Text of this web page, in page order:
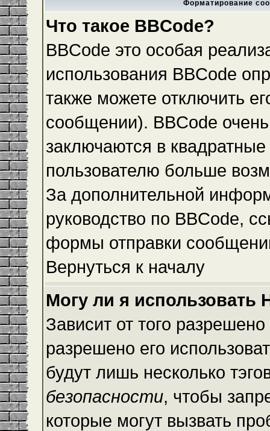
Форматирование
Что такое BBCode?
BBCode это особая
использования BBCode
также можете отключить
сообщении). BBCode
заключаются в
пользователю больше
За дополнительной
руководство по BBCode,
формы отправки
Вернуться к началу
Могу ли я использовать
Зависит от того
разрешено его
будут лишь несколько
безопасности, чтобы
которые могут вызвать